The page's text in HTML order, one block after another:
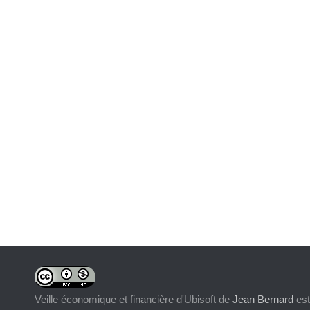
Veille économique et financière d'Ubisoft de Jean Bernard